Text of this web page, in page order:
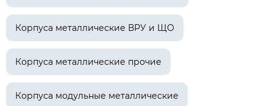
Корпуса металлические ВРУ и ЩО
Корпуса металлические прочие
Корпуса модульные металлические